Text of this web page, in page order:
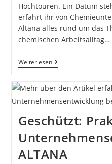
Hochtouren. Ein Datum
erfahrt ihr von
Altana alles rund um das
chemischen Arbeitsalltag…
Weiterlesen
Geschützt:
ALTANA